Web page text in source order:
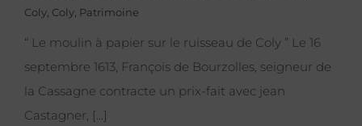
Coly, Coly, Patrimoine
“ Le moulin à papier sur le ruisseau de Coly ” Le 16
septembre 1613, François de Bourzolles, seigneur de
la Cassagne contracte un prix-fait avec jean
Castagner, [...]